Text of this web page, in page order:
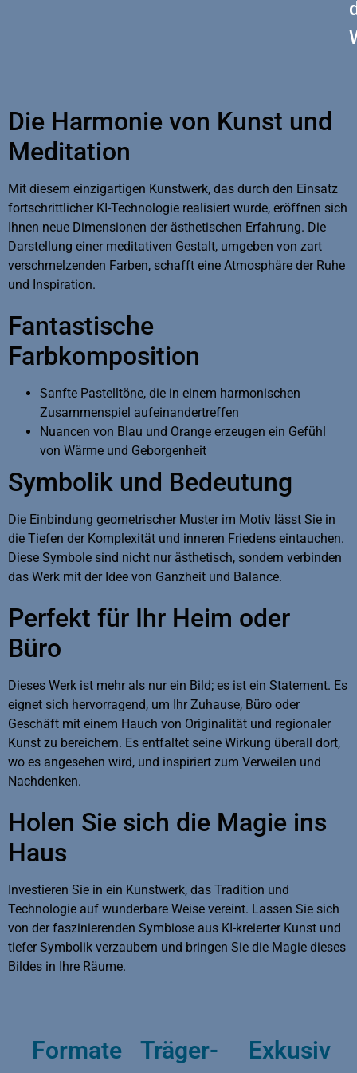
Die Harmonie von Kunst und
Meditation
Mit diesem einzigartigen Kunstwerk, das durch den Einsatz
fortschrittlicher KI-Technologie realisiert wurde, eröffnen sich
Ihnen neue Dimensionen der ästhetischen Erfahrung. Die
Darstellung einer meditativen Gestalt, umgeben von zart
verschmelzenden Farben, schafft eine Atmosphäre der Ruhe
und Inspiration.
Fantastische
Farbkomposition
Sanfte Pastelltöne, die in einem harmonischen
Zusammenspiel aufeinandertreffen
Nuancen von Blau und Orange erzeugen ein Gefühl
von Wärme und Geborgenheit
Symbolik und Bedeutung
Die Einbindung geometrischer Muster im Motiv lässt Sie in
die Tiefen der Komplexität und inneren Friedens eintauchen.
Diese Symbole sind nicht nur ästhetisch, sondern verbinden
das Werk mit der Idee von Ganzheit und Balance.
Perfekt für Ihr Heim oder
Büro
Dieses Werk ist mehr als nur ein Bild; es ist ein Statement. Es
eignet sich hervorragend, um Ihr Zuhause, Büro oder
Geschäft mit einem Hauch von Originalität und regionaler
Kunst zu bereichern. Es entfaltet seine Wirkung überall dort,
wo es angesehen wird, und inspiriert zum Verweilen und
Nachdenken.
Holen Sie sich die Magie ins
Haus
Investieren Sie in ein Kunstwerk, das Tradition und
Technologie auf wunderbare Weise vereint. Lassen Sie sich
von der faszinierenden Symbiose aus KI-kreierter Kunst und
tiefer Symbolik verzaubern und bringen Sie die Magie dieses
Bildes in Ihre Räume.
Formate
Träger-
Exkusiv